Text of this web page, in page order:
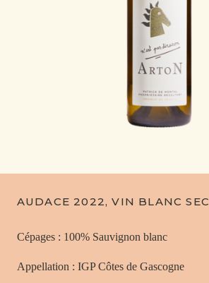
AUDACE 2022, VIN BLANC SEC
Cépages : 100% Sauvignon blanc
Appellation : IGP Côtes de Gascogne